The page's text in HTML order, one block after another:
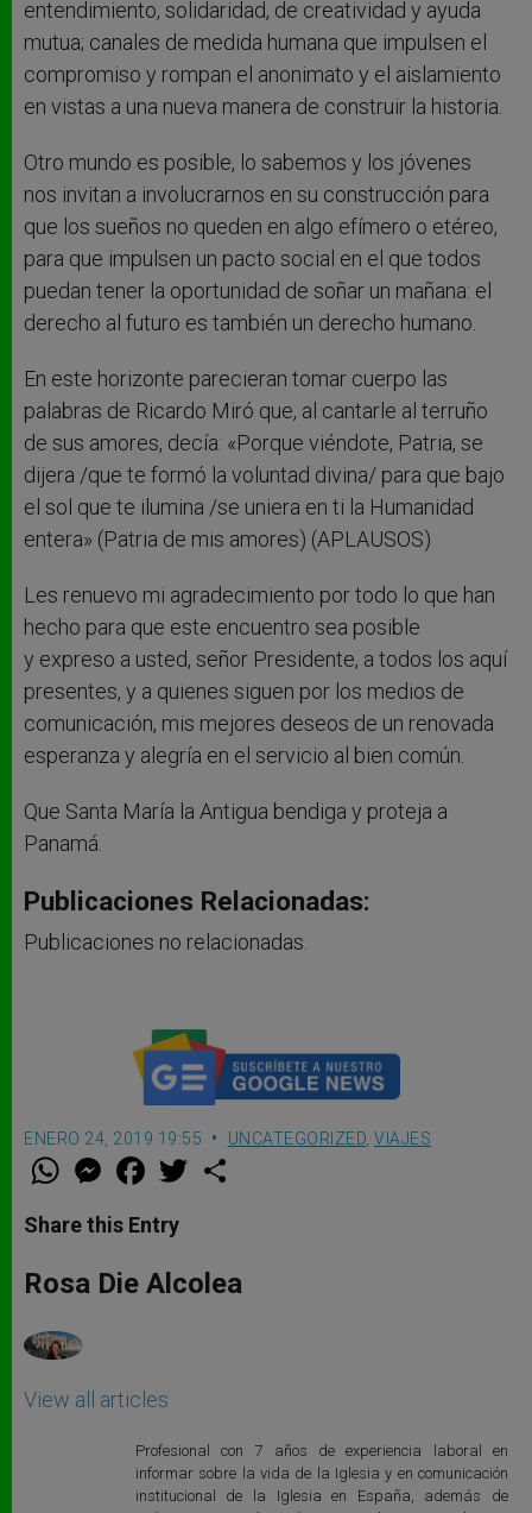
entendimiento, solidaridad, de creatividad y ayuda
mutua; canales de medida humana que impulsen el
compromiso y rompan el anonimato y el aislamiento
en vistas a una nueva manera de construir la historia.
Otro mundo es posible, lo sabemos y los jóvenes
nos invitan a involucrarnos en su construcción para
que los sueños no queden en algo efímero o etéreo,
para que impulsen un pacto social en el que todos
puedan tener la oportunidad de soñar un mañana: el
derecho al futuro es también un derecho humano.
En este horizonte parecieran tomar cuerpo las
palabras de Ricardo Miró que, al cantarle al terruño
de sus amores, decía: «Porque viéndote, Patria, se
dijera /que te formó la voluntad divina/ para que bajo
el sol que te ilumina /se uniera en ti la Humanidad
entera» (Patria de mis amores) (APLAUSOS)
Les renuevo mi agradecimiento por todo lo que han
hecho para que este encuentro sea posible
y expreso a usted, señor Presidente, a todos los aquí
presentes, y a quienes siguen por los medios de
comunicación, mis mejores deseos de un renovada
esperanza y alegría en el servicio al bien común.
Que Santa María la Antigua bendiga y proteja a
Panamá.
Publicaciones Relacionadas:
Publicaciones no relacionadas.
ENERO 24, 2019 19:55 UNCATEGORIZED VIAJES
W
t
s
p
p
M
e
s
e
g
e
F
a
e
b
o
k
w
r
Share this Entry
Rosa Die Alcolea
View all articles
Profesional con 7 años de experiencia laboral en
informar sobre la vida de la Iglesia y en comunicación
institucional de la Iglesia en España, además de